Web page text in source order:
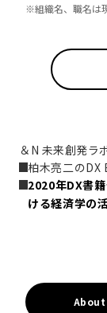
※組織名、職名は
＆N 未来創発ラ
柏木亮二の
2020年DX書
ける経済学の
About